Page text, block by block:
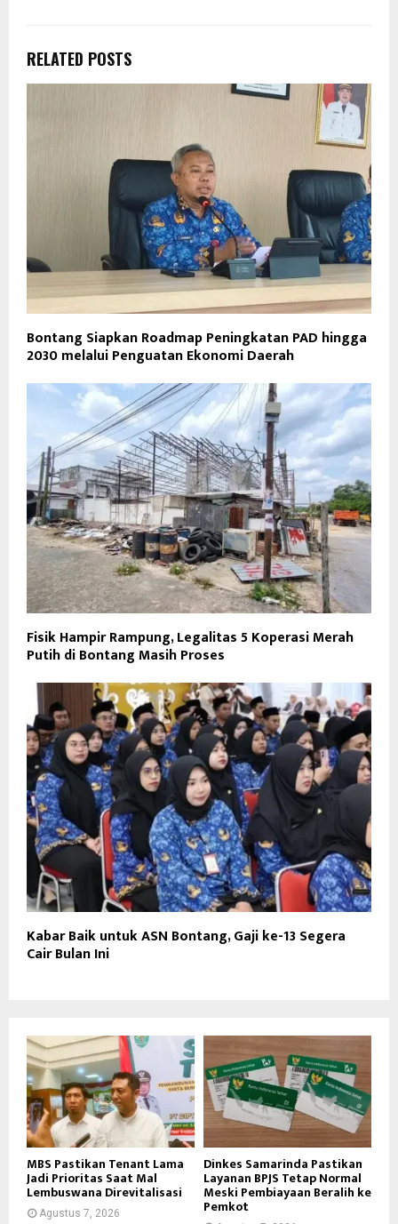
RELATED POSTS
Bontang Siapkan Roadmap Peningkatan PAD hingga
2030 melalui Penguatan Ekonomi Daerah
Fisik Hampir Rampung, Legalitas 5 Koperasi Merah
Putih di Bontang Masih Proses
Kabar Baik untuk ASN Bontang, Gaji ke-13 Segera
Cair Bulan Ini
MBS Pastikan Tenant Lama
Jadi Prioritas Saat Mal
Lembuswana Direvitalisasi
Agustus 7, 2026
Dinkes Samarinda Pastikan
Layanan BPJS Tetap Normal
Meski Pembiayaan Beralih ke
Pemkot